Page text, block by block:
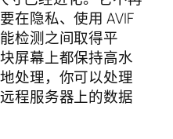
在隐私、使用 AVIF
检测之间取得平
屏幕上都保持高水
处理，你可以处理
程服务器上的数据